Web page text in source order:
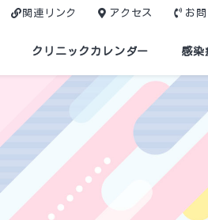
関連リンク アクセス お
クリニックカレンダー 感染